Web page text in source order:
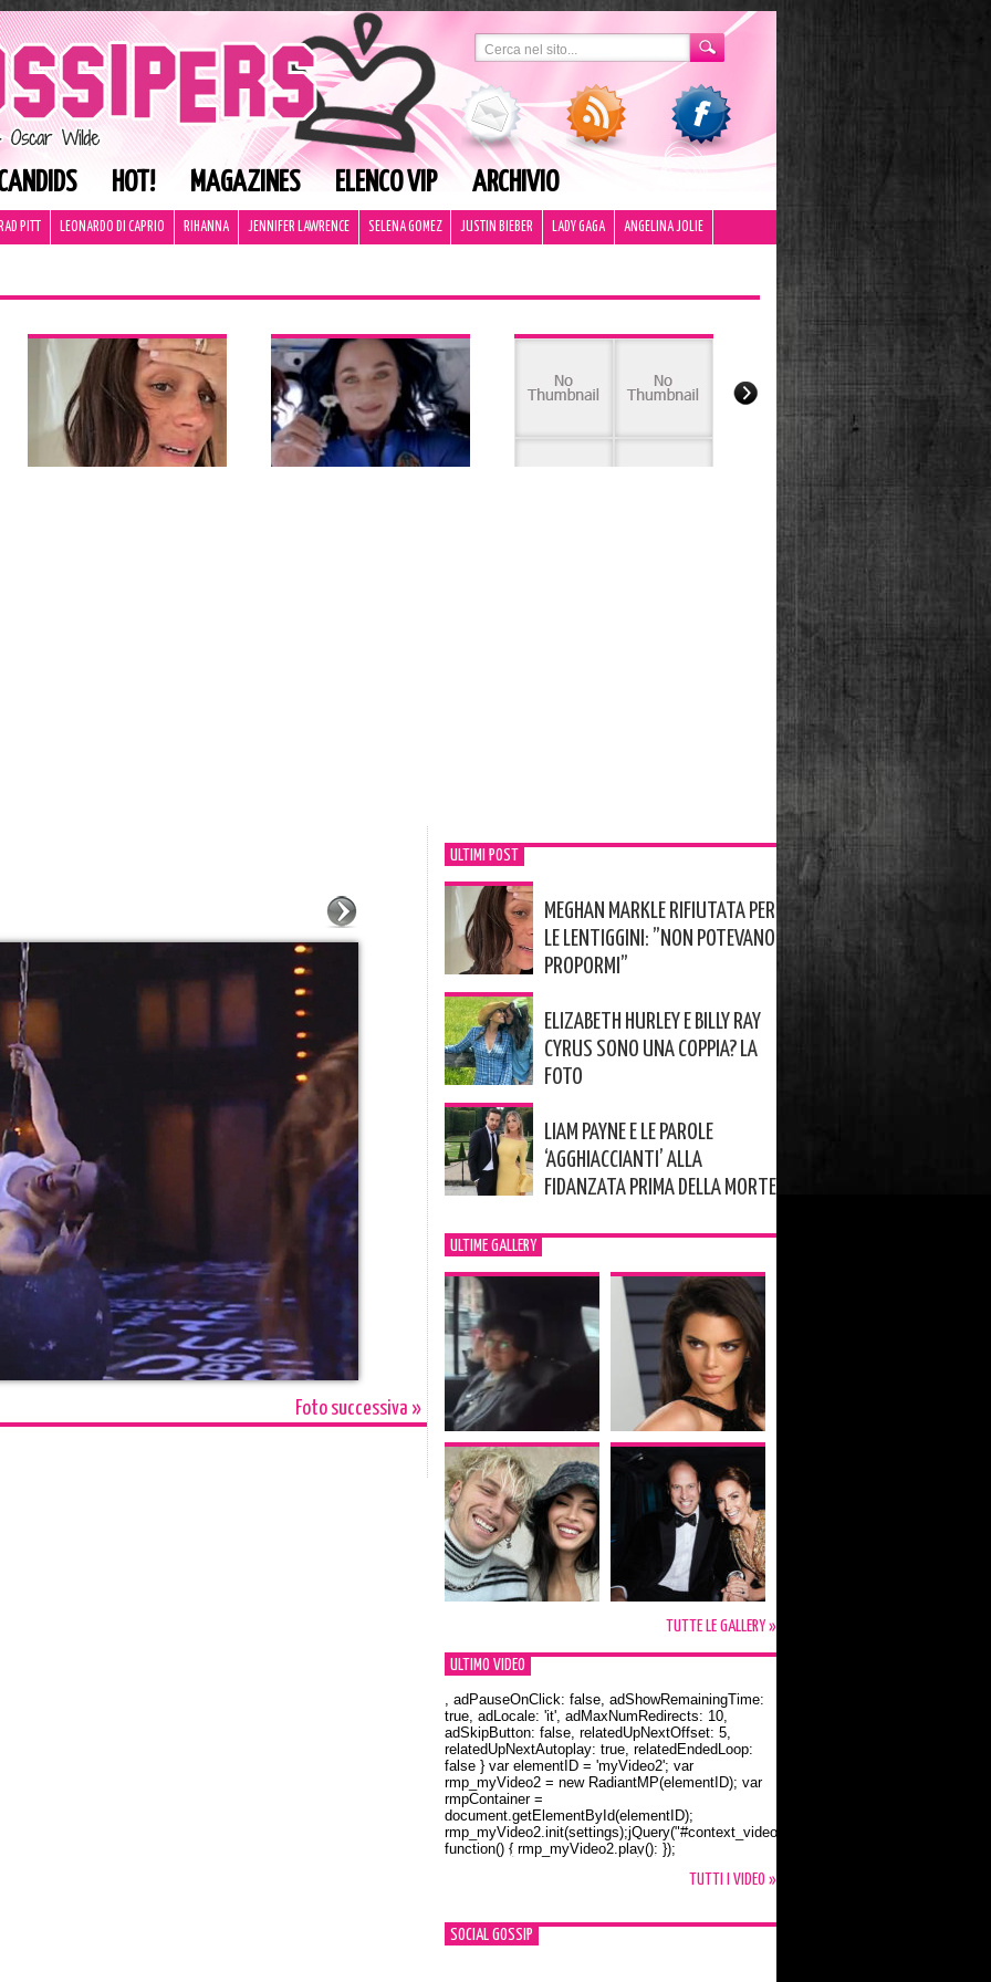
HOT! MAGAZINES ELENCO VIP ARCHIVIO
PITT LEONARDO DI CAPRIO RIHANNA JENNIFER LAWRENCE SELENA GOMEZ JUSTIN BIEBER LADY GAGA ANGELINA JOLIE
Foto successiva »
ULTIMI POST
MEGHAN MARKLE RIFIUTATA PER
LE LENTIGGINI: ”NON POTEVANO
PROPORMI”
ELIZABETH HURLEY E BILLY RAY
CYRUS SONO UNA COPPIA? LA
FOTO
LIAM PAYNE E LE PAROLE
‘AGGHIACCIANTI’ ALLA
FIDANZATA PRIMA DELLA MORTE
ULTIME GALLERY
TUTTE LE GALLERY »
ULTIMO VIDEO
Orlando Bloom e la t-shirt dedicata a Flynn
, adPauseOnClick: false, adShowRemainingTime:
true, adLocale: 'it', adMaxNumRedirects: 10,
adSkipButton: false, relatedUpNextOffset: 5,
relatedUpNextAutoplay: true, relatedEndedLoop:
false } var elementID = 'myVideo2'; var
rmp_myVideo2 = new RadiantMP(elementID); var
rmpContainer =
document.getElementById(elementID);
rmp_myVideo2.init(settings);jQuery("#context_video2").one("mouseover",
function() { rmp_myVideo2.play(); });
TUTTI I VIDEO »
SOCIAL GOSSIP